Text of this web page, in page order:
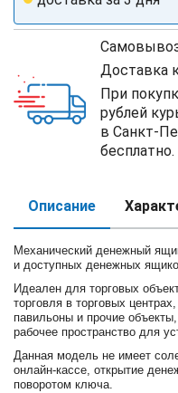
Доставка
При
рублей
в Санкт-
бесплатно.
Описание
Механический денежный
и доступных денежных
Идеален для торговых
торговля в торговых
павильоны и прочие
рабочее пространство для
Данная модель не имеет
онлайн-кассе, открытие
поворотом ключа.